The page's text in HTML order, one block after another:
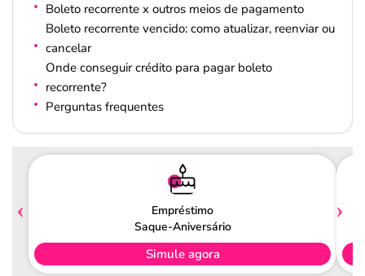
Boleto recorrente x outros meios de pagamento
Boleto recorrente vencido: como atualizar, reenviar ou
cancelar
Onde conseguir crédito para pagar boleto
recorrente?
Perguntas frequentes
Empréstimo
Saque-Aniversário
Simule agora